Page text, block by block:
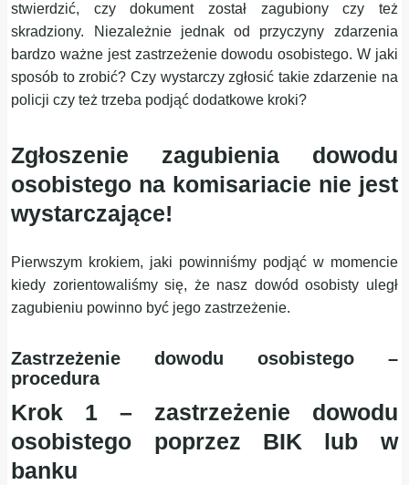
stwierdzić, czy dokument został zagubiony czy też
skradziony. Niezależnie jednak od przyczyny zdarzenia
bardzo ważne jest zastrzeżenie dowodu osobistego. W jaki
sposób to zrobić? Czy wystarczy zgłosić takie zdarzenie na
policji czy też trzeba podjąć dodatkowe kroki?
Zgłoszenie zagubienia dowodu
osobistego na komisariacie nie jest
wystarczające!
Pierwszym krokiem, jaki powinniśmy podjąć w momencie
kiedy zorientowaliśmy się, że nasz dowód osobisty uległ
zagubieniu powinno być jego zastrzeżenie.
Zastrzeżenie dowodu osobistego –
procedura
Krok 1 – zastrzeżenie dowodu
osobistego poprzez BIK lub w
banku